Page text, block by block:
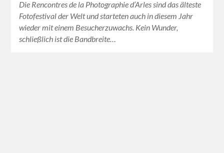
Die Rencontres de la Photographie d’Arles sind das älteste
Fotofestival der Welt und starteten auch in diesem Jahr
wieder mit einem Besucherzuwachs. Kein Wunder,
schließlich ist die Bandbreite…